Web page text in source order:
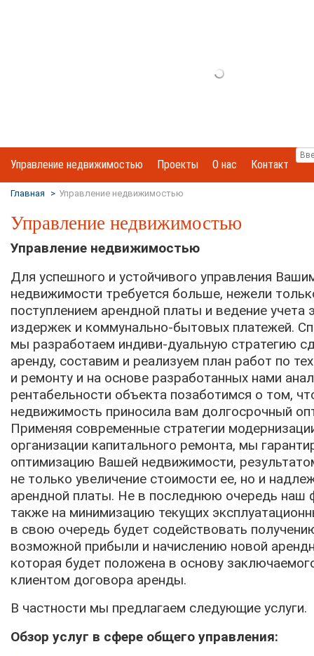
Управление недвижимостью Проекты О нас Контакт
Главная > Управление недвижимостью
Управление недвижимостью
Управление недвижимостью
Для успешного и устойчивого управления
недвижимости требуется больше, нежели
поступлением арендной платы и ведение учета
издержек и коммунально-бытовых платежей.
мы разработаем индиви-дуальную стратегию
аренду, составим и реализуем план работ по
и ремонту и на основе разработанных нами
рентабельности объекта позаботимся о том,
недвижимость приносила вам долгосрочный
Применяя современные стратегии
организации капитального ремонта, мы
оптимизацию Вашей недвижимости,
не только увеличение стоимости ее, но и
арендной платы. Не в последнюю очередь наш
также на минимизацию текущих
в свою очередь будет содействовать
возможной прибыли и начислению новой
которая будет положена в основу
клиентом договора аренды.
В частности мы предлагаем следующие услуги.
Обзор услуг в сфере общего управления: